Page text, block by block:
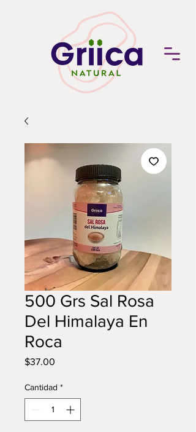
500 Grs Sal Rosa
Del Himalaya En
Roca
$37.00
Cantidad *